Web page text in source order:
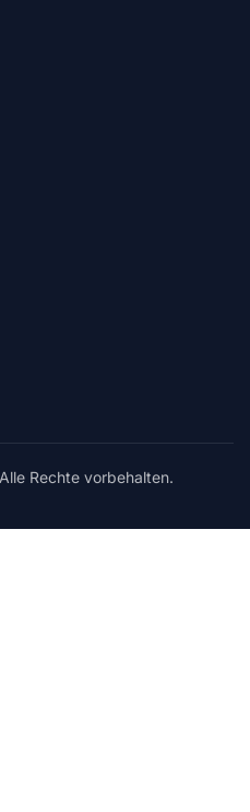
Rechte vorbehalten.